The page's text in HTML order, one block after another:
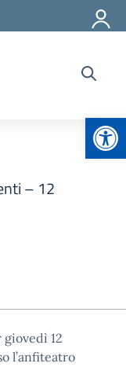
– 12
12
l’anfiteatro